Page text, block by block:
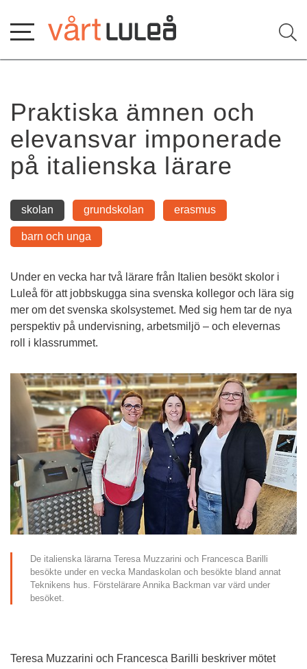
innehåll
Praktiska ämnen och
elevansvar imponerade
på italienska lärare
skolan grundskolan erasmus
barn och unga
Under en vecka har två lärare från Italien besökt skolor i
Luleå för att jobbskugga sina svenska kollegor och lära sig
mer om det svenska skolsystemet. Med sig hem tar de nya
perspektiv på undervisning, arbetsmiljö – och elevernas
roll i klassrummet.
De italienska lärarna Teresa Muzzarini och Francesca Barilli
besökte under en vecka Mandaskolan och besökte bland annat
Teknikens hus. Förstelärare Annika Backman var värd under
besöket.
Teresa Muzzarini och Francesca Barilli beskriver mötet